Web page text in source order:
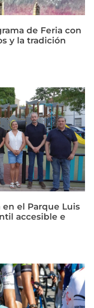
de Feria con
y la tradición
el Parque Luis
accesible e